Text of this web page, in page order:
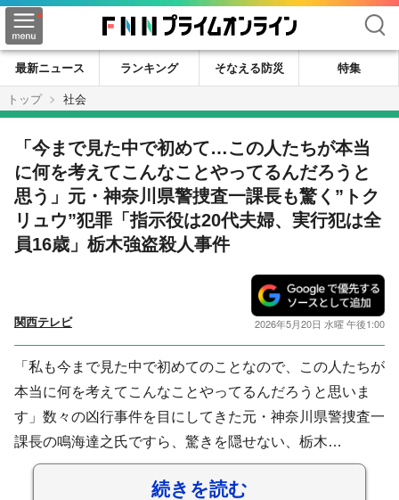
検索
最新ニュース ランキング そなえる防災
特集
トップ
社会
「今まで見た中で初めて…この人たちが本当
に何を考えてこんなことやってるんだろうと
思う」元・神奈川県警捜査一課長も驚く”トク
リュウ”犯罪「指示役は20代夫婦、実行犯は全
員16歳」栃木強盗殺人事件
関西テレビ 2026年5月20日 水曜 午後1:00
「私も今まで見た中で初めてのことなので、この人たちが
本当に何を考えてこんなことやってるんだろうと思いま
す」数々の凶行事件を目にしてきた元・神奈川県警捜査一
課長の鳴海達之氏ですら、驚きを隠せない、栃木…
続きを読む